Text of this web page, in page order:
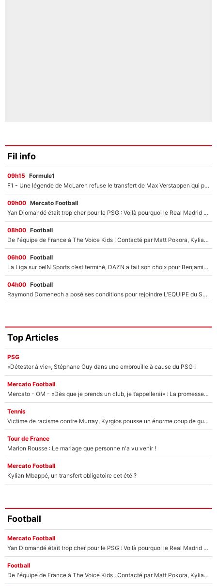
Fil info
09h15 Formule1
F1 - Une légende de McLaren refuse le transfert de Max Verstappen qui pourrait «faire des vagues» et plomber l'ambiance dans l'équipe
09h00 Mercato Football
Yan Diomandé était trop cher pour le PSG : Voilà pourquoi le Real Madrid a accepté de payer la somme record de 140M€ pour boucler son transfert !
08h00 Football
De l'équipe de France à The Voice Kids : Contacté par Matt Pokora, Kylian Mbappé a accepté de jouer un rôle inédit sur TF1 !
06h00 Football
La Liga sur beIN Sports c’est terminé, DAZN a fait son choix pour Benjamin Da Silva et Omar Da Fonseca !
04h00 Football
Raymond Domenech a posé ses conditions pour rejoindre L'EQUIPE du Soir : Il refuse de faire l'émission avec un autre chroniqueur !
Top Articles
PSG
«Détester à vie», Stéphane Guy dans une embrouille à cause du PSG !
Mercato Football
Mercato - OM - «Dès que je prends un club, je t’appellerai» : La promesse de Marcelino au moment de claquer la porte
Tennis
Victime de racisme contre Murray, Kyrgios pousse un énorme coup de gueule !
Tour de France
Marion Rousse : Le mariage que personne n'a vu venir !
Mercato Football
Kylian Mbappé, un transfert obligatoire cet été ?
Football
Mercato Football
Yan Diomandé était trop cher pour le PSG : Voilà pourquoi le Real Madrid a accepté de payer la somme record de 140M€ pour boucler son transfert !
Football
De l'équipe de France à The Voice Kids : Contacté par Matt Pokora, Kylian Mbappé a accepté de jouer un rôle inédit sur TF1 !